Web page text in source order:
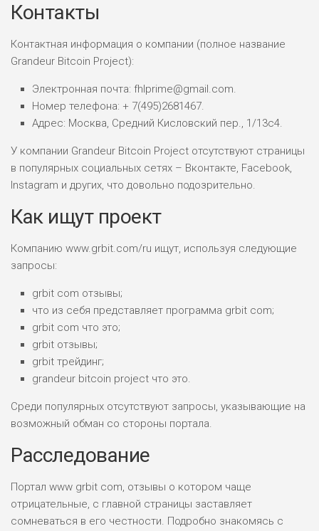
РИСКИ: НИЗКИЕ
БЮДЖЕТ: ВЫСОКИЙ
ОБЗОР
РИСКИ: СРЕДНИЕ
ДОХОД: ВЫСОКИЙ
ПОДОЙДЕТ
ВСЕМ
2
ДОХОД: НИЗКИЙ
БЮДЖЕТ: НИЗКИЙ
ДОХОД: СРЕДНИЙ
БЮДЖЕТ: НИЗКИЙ
ОБЗОР
Контакты
Контактная информация о компании (полное название
Grandeur Bitcoin Project):
Электронная почта: fhlprime@gmail.com.
Номер телефона: + 7(495)2681467.
Адрес: Москва, Средний Кисловский пер., 1/13с4.
У компании Grandeur Bitcoin Project отсутствуют страницы
в популярных социальных сетях – Вконтакте, Facebook,
Instagram и других, что довольно подозрительно.
Как ищут проект
Компанию www.grbit.com/ru ищут, используя следующие
запросы:
grbit com отзывы;
что из себя представляет программа grbit com;
grbit com что это;
grbit отзывы;
grbit трейдинг;
grandeur bitcoin project что это.
Среди популярных отсутствуют запросы, указывающие на
возможный обман со стороны портала.
Расследование
Портал www grbit com, отзывы о котором чаще
отрицательные, с главной страницы заставляет
сомневаться в его честности. Подробно знакомясь с